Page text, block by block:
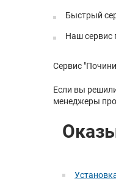
Быстрый
Наш сервис
Сервис
Если вы
менеджеры